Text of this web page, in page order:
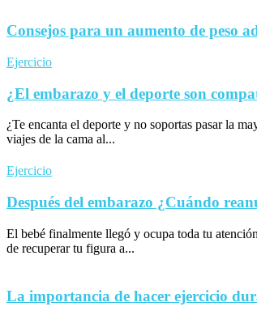
Consejos para un aumento de peso
Ejercicio
¿El embarazo y el deporte son
¿Te encanta el deporte y no soportas pasar la
viajes de la cama al...
Ejercicio
Después del embarazo ¿Cuándo
El bebé finalmente llegó y ocupa toda tu
de recuperar tu figura a...
La importancia de hacer ejercicio